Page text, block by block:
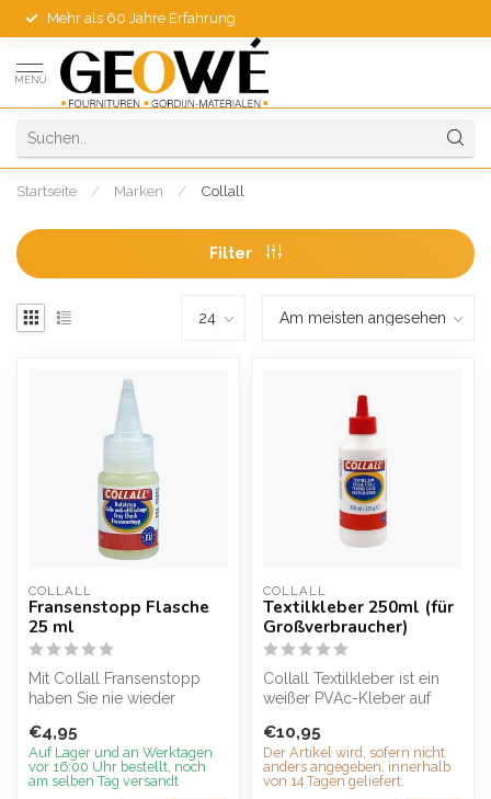
Mehr als 60 Jahre Erfahrung
MENU
Startseite / Marken / Collall
Filter
COLLALL
Fransenstopp Flasche
25 ml
Mit Collall Fransenstopp
haben Sie nie wieder
Kleidung u...
€4,95
Auf Lager und an Werktagen
vor 16:00 Uhr bestellt, noch
am selben Tag versandt
COLLALL
Textilkleber 250ml (für
Großverbraucher)
Collall Textilkleber ist ein
weißer PVAc-Kleber auf
...
€10,95
Der Artikel wird, sofern nicht
anders angegeben, innerhalb
von 14 Tagen geliefert.